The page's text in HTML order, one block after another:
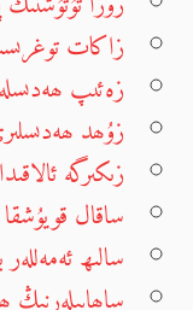
زاكات
زەئىپ
زۇھد
زىكىرگە
ساقال
سالىھ